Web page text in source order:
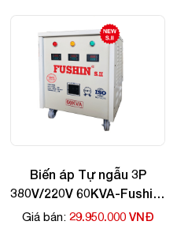
Biến áp Tự ngẫu 3P
380V/220V 60KVA-Fushin-
Cu
Giá bán: 29.950.000 VNĐ